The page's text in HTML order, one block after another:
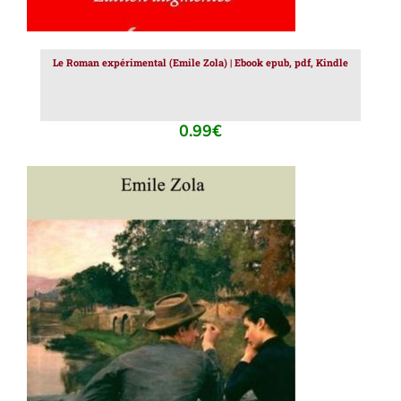
Le Roman expérimental (Emile Zola) | Ebook epub, pdf, Kindle
0.99€
AJOUTER AU PANIER / DÉTAILS